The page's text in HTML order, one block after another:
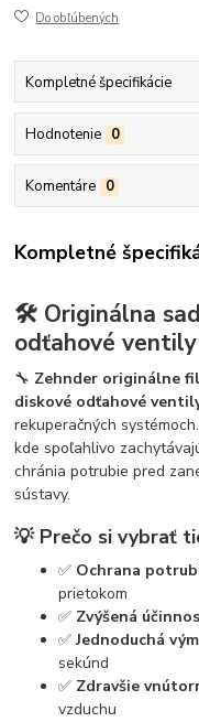
Do obľúbených
Kompletné špecifikácie
Hodnotenie 0
Komentáre 0
Kompletné
🛠️ Originálna
odťahové
🔧 Zehnder originálne
diskové odťahové
rekuperačných
kde spoľahlivo
chránia potrubie pred
sústavy.
💡 Prečo si vybrať
✅ Ochrana
prietokom
✅ Zvýšená
✅Jednoduchá
sekúnd
✅ Zdravšie
vzduchu